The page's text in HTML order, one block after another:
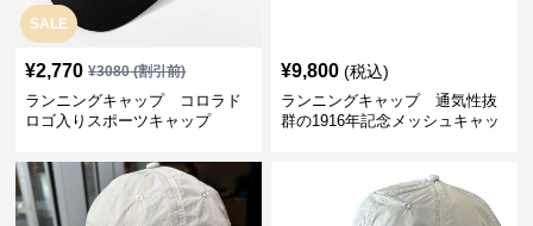
SALE
¥2,770 ¥3080(割引前)
ランニングキャップ コロラド
ロゴ入りスポーツキャップ
¥9,800 (税込)
ランニングキャップ 通気性抜
群の1916年記念メッシュキャッ